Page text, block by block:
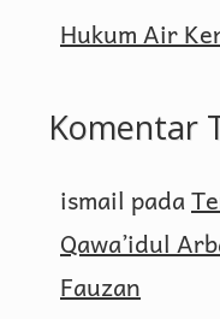
Hukum Air
Komentar
ismail pada
Qawa’idul
Fauzan